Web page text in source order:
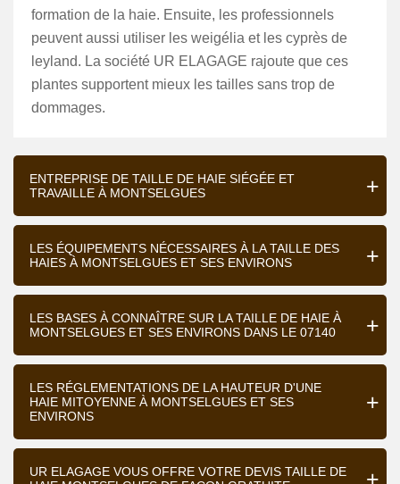
formation de la haie. Ensuite, les professionnels
peuvent aussi utiliser les weigélia et les cyprès de
leyland. La société UR ELAGAGE rajoute que ces
plantes supportent mieux les tailles sans trop de
dommages.
ENTREPRISE DE TAILLE DE HAIE SIÉGÉE ET
TRAVAILLE À MONTSELGUES
LES ÉQUIPEMENTS NÉCESSAIRES À LA TAILLE DES
HAIES À MONTSELGUES ET SES ENVIRONS
LES BASES À CONNAÎTRE SUR LA TAILLE DE HAIE À
MONTSELGUES ET SES ENVIRONS DANS LE 07140
LES RÉGLEMENTATIONS DE LA HAUTEUR D'UNE
HAIE MITOYENNE À MONTSELGUES ET SES
ENVIRONS
UR ELAGAGE VOUS OFFRE VOTRE DEVIS TAILLE DE